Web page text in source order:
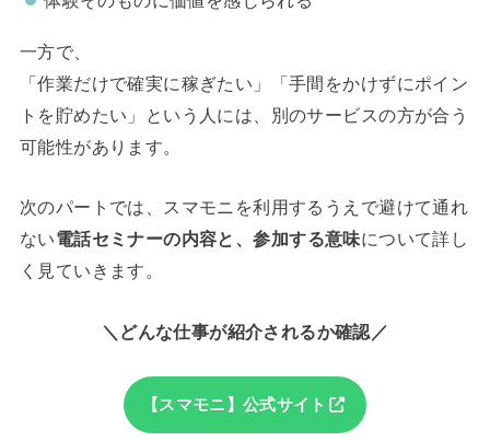
一方で、
「作業だけで確実に稼ぎたい」「手間をかけずにポイン
トを貯めたい」という人には、別のサービスの方が合う
可能性があります。
次のパートでは、スマモニを利用するうえで避けて通れ
ない電話セミナーの内容と、参加する意味について詳し
く見ていきます。
＼どんな仕事が紹介されるか確認／
【スマモニ】公式サイト